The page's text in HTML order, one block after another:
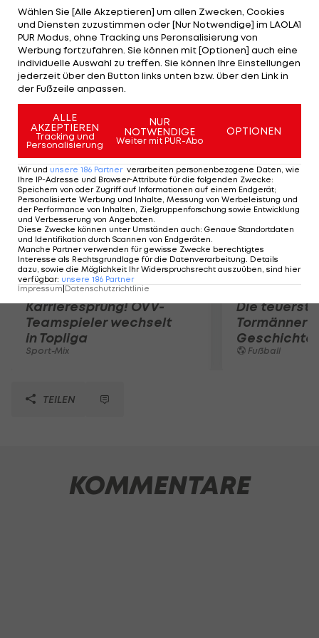
hätte wesentlich schlimmer kommen können",
sagt Delle Karth nach einer aufgrund der
schwierigen Windverhältnisse anstrengenden
Woche. Benjamin Bildstein/David Hussl beenden
ihre erste EM auf Position 23. Gold geht an die
Briten Dylan Fletcher/Alain Sign.
Mehr zum Thema
Karrieresprung! ÖVV-
Teamspieler wechselt
in Topliga
Sport-Mix
Die
Tormänner
Geschichte
Fußball
TEILEN
KOMMENTARE
Wählen Sie [Alle Akzeptieren] um allen Zwecken, Cookies
und Diensten zuzustimmen oder [Nur Notwendige] im LAOLA1
PUR Modus, ohne Tracking uns Peronsalisierung von
Werbung fortzufahren. Sie können mit [Optionen] auch eine
individuelle Auswahl zu treffen. Sie können Ihre Einstellungen
jederzeit über den Button links unten bzw. über den Link in
der Fußzeile anpassen.
ALLE
AKZEPTIEREN
Tracking und
Personalisierung
NUR
NOTWENDIGE
Weiter mit PUR-Abo
OPTIONEN
Wir und unsere 186 Partner verarbeiten personenbezogene Daten, wie
Ihre IP-Adresse und Browser-Attribute für die folgenden Zwecke:
Speichern von oder Zugriff auf Informationen auf einem Endgerät;
Personalisierte Werbung und Inhalte, Messung von Werbeleistung und
der Performance von Inhalten, Zielgruppenforschung sowie Entwicklung
und Verbesserung von Angeboten.
Diese Zwecke können unter Umständen auch: Genaue Standortdaten
und Identifikation durch Scannen von Endgeräten.
Manche Partner verwenden für gewisse Zwecke berechtigtes
Interesse als Rechtsgrundlage für die Datenverarbeitung. Details
dazu, sowie die Möglichkeit Ihr Widerspruchsrecht auszuüben, sind hier
verfügbar: unsere 186 Partner
Impressum Datenschutzrichtlinie